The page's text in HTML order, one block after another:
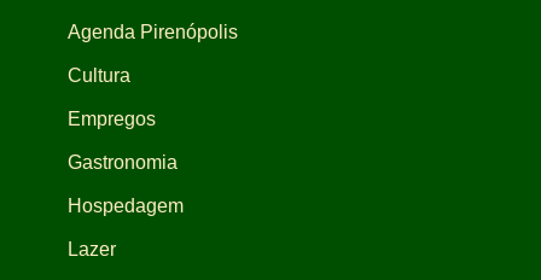
Agenda Pirenópolis
Cultura
Empregos
Gastronomia
Hospedagem
Lazer